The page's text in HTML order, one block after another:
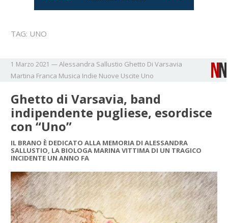
TAG: UNO
1 Marzo 2021 —Alessandra Sallustio Ghetto Di Varsavia
Martina Franca Musica Indie Nuove Uscite Uno
Ghetto di Varsavia, band
indipendente pugliese, esordisce
con “Uno”
IL BRANO È DEDICATO ALLA MEMORIA DI ALESSANDRA
SALLUSTIO, LA BIOLOGA MARINA VITTIMA DI UN TRAGICO
INCIDENTE UN ANNO FA